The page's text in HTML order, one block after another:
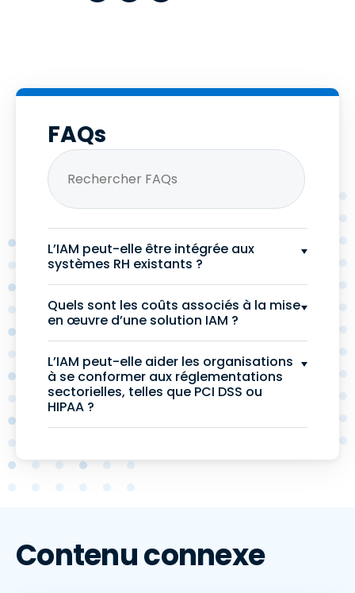
FAQs
L’IAM peut-elle être intégrée aux
systèmes RH existants ?
Quels sont les coûts associés à la mise
en œuvre d’une solution IAM ?
L’IAM peut-elle aider les organisations
à se conformer aux réglementations
sectorielles, telles que PCI DSS ou
HIPAA ?
Contenu connexe